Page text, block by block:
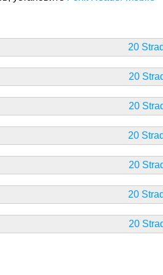
20
20
20
20
20
20
20